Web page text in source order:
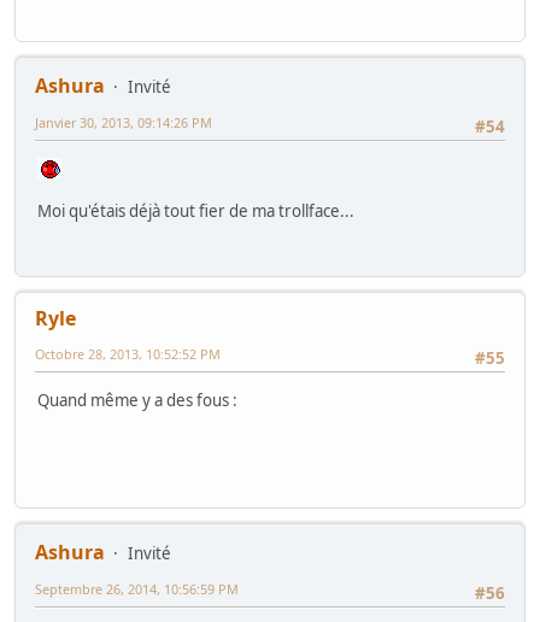
Ashura
Invité
#54
Janvier 30, 2013, 09:14:26 PM
Moi qu'étais déjà tout fier de ma trollface...
Ryle
#55
Octobre 28, 2013, 10:52:52 PM
Quand même y a des fous :
Ashura
Invité
#56
Septembre 26, 2014, 10:56:59 PM